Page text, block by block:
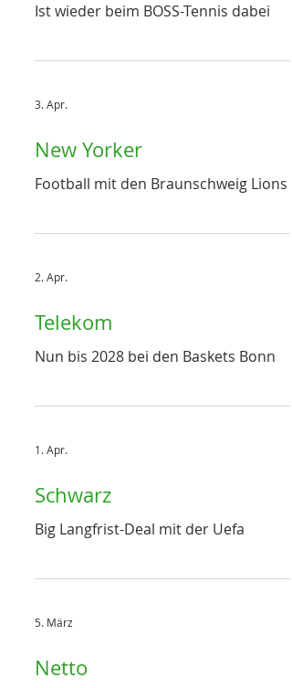
Ist wieder beim BOSS-Tennis dabei
3. Apr.
New Yorker
Football mit den Braunschweig Lions
2. Apr.
Telekom
Nun bis 2028 bei den Baskets Bonn
1. Apr.
Schwarz
Big Langfrist-Deal mit der Uefa
5. März
Netto